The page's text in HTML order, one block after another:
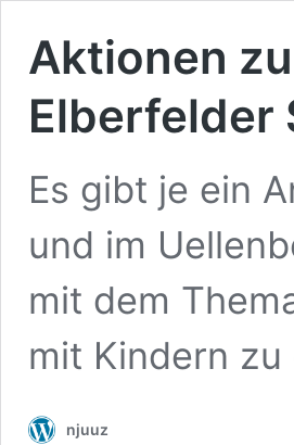
Aktionen
Elberfelder
Es gibt je ein
und im
mit dem
mit Kindern zu
njuuz